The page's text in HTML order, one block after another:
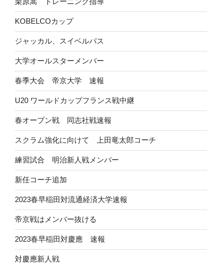
KOBELCOカップ
ジャッカル、スイベルパス
大学オールスターメンバー
春季大会 帝京大学 速報
U20 ワールドカップフランス戦中継
春オープン戦 同志社戦速報
スクラム強化に向けて 上田竜太郎コーチ
練習試合 明治新人戦メンバー
新任コーチ追加
2023春早稲田対流通経済大学速報
帝京戦はメンバー抜ける
2023春早稲田対慶應 速報
対慶應新人戦